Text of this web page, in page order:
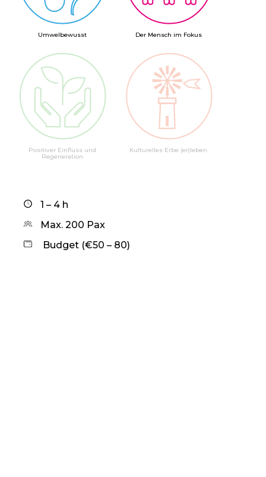
Umwelbewusst Der Mensch im Fokus
Positiver Einfluss und
Regeneration
Kulturelles Erbe (er)leben
1 – 4 h
Max. 200 Pax
Budget (€50 – 80)